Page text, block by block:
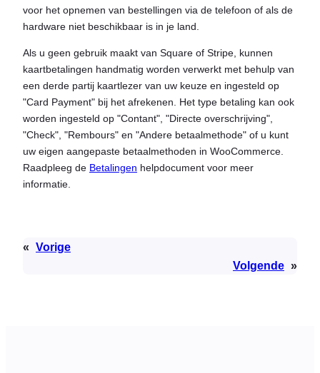
Greek
voor het opnemen van bestellingen via de telefoon of als de
hardware niet beschikbaar is in je land.
Als u geen gebruik maakt van Square of Stripe, kunnen
kaartbetalingen handmatig worden verwerkt met behulp van
een derde partij kaartlezer van uw keuze en ingesteld op
"Card Payment" bij het afrekenen. Het type betaling kan ook
worden ingesteld op "Contant", "Directe overschrijving",
"Check", "Rembours" en "Andere betaalmethode" of u kunt
uw eigen aangepaste betaalmethoden in WooCommerce.
Raadpleeg de Betalingen helpdocument voor meer
informatie.
« Vorige
Volgende »